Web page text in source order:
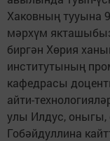
Хаковның тууына
мәрхүм
биргән Хөрия
институтының
кафедрасы
айти-
улы Илдус, оныгы,
Гобәйдуллина